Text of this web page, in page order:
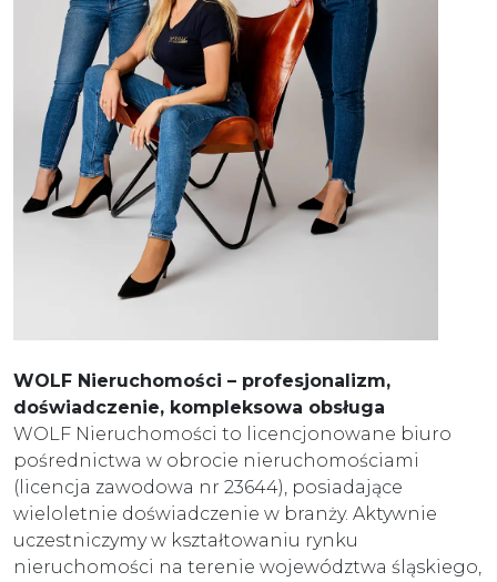
WOLF Nieruchomości – profesjonalizm,
doświadczenie, kompleksowa obsługa
WOLF Nieruchomości to licencjonowane biuro
pośrednictwa w obrocie nieruchomościami
(licencja zawodowa nr 23644), posiadające
wieloletnie doświadczenie w branży. Aktywnie
uczestniczymy w kształtowaniu rynku
nieruchomości na terenie województwa śląskiego,